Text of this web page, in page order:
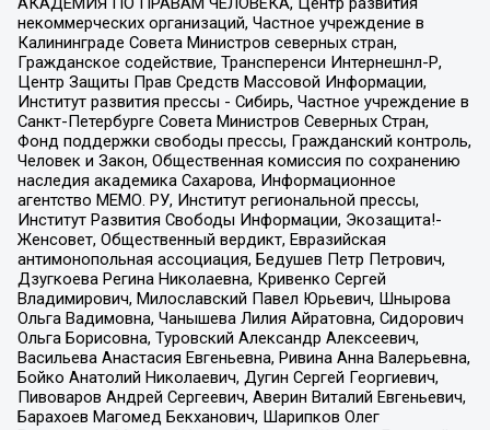
некоммерческих организаций, Частное учреждение в
Калининграде Совета Министров северных стран,
Гражданское содействие, Трансперенси Интернешнл-Р,
Центр Защиты Прав Средств Массовой Информации,
Институт развития прессы - Сибирь, Частное учреждение в
Санкт-Петербурге Совета Министров Северных Стран,
Фонд поддержки свободы прессы, Гражданский контроль,
Человек и Закон, Общественная комиссия по сохранению
наследия академика Сахарова, Информационное
агентство МЕМО. РУ, Институт региональной прессы,
Институт Развития Свободы Информации, Экозащита!-
Женсовет, Общественный вердикт, Евразийская
антимонопольная ассоциация, Бедушев Петр Петрович,
Дзугкоева Регина Николаевна, Кривенко Сергей
Владимирович, Милославский Павел Юрьевич, Шнырова
Ольга Вадимовна, Чанышева Лилия Айратовна, Сидорович
Ольга Борисовна, Туровский Александр Алексеевич,
Васильева Анастасия Евгеньевна, Ривина Анна Валерьевна,
Бойко Анатолий Николаевич, Дугин Сергей Георгиевич,
Пивоваров Андрей Сергеевич, Аверин Виталий Евгеньевич,
Барахоев Магомед Бекханович, Шарипков Олег